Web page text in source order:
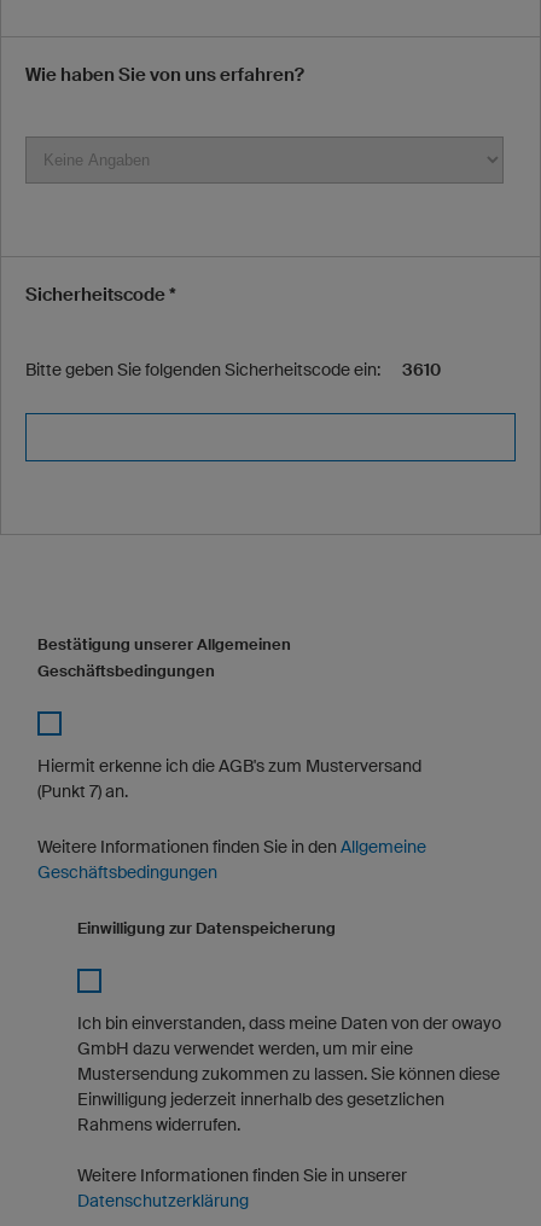
Wie haben Sie von uns erfahren?
Sicherheitscode *
Bitte geben Sie folgenden Sicherheitscode ein: 3610
Bestätigung unserer Allgemeinen
Geschäftsbedingungen
Hiermit erkenne ich die AGB's zum Musterversand
(Punkt 7) an.
Weitere Informationen finden Sie in denAllgemeine
Geschäftsbedingungen
Einwilligung zur Datenspeicherung
Ich bin einverstanden, dass meine Daten von der owayo
GmbH dazu verwendet werden, um mir eine
Mustersendung zukommen zu lassen. Sie können diese
Einwilligung jederzeit innerhalb des gesetzlichen
Rahmens widerrufen.
Weitere Informationen finden Sie in unserer
Datenschutzerklärung